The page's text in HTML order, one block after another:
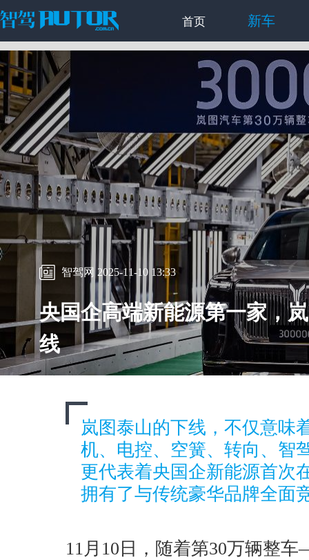
首页 新车
智驾网 2025-11-10 13:33
央国企高端新能源第一家，
线
岚图泰山的下线，不仅意味
机、电控、空簧、转向、智
更代表着央国企新能源首次
拥有了与传统豪华品牌全面
11月10日，随着第30万辆整